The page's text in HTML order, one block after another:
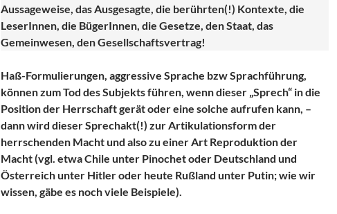
Aussageweise, das Ausgesagte, die berührten(!) Kontexte, die
LeserInnen, die BügerInnen, die Gesetze, den Staat, das
Gemeinwesen, den Gesellschaftsvertrag!
Haß-Formulierungen, aggressive Sprache bzw Sprachführung,
können zum Tod des Subjekts führen, wenn dieser „Sprech“ in die
Position der Herrschaft gerät oder eine solche aufrufen kann, –
dann wird dieser Sprechakt(!) zur Artikulationsform der
herrschenden Macht und also zu einer Art Reproduktion der
Macht (vgl. etwa Chile unter Pinochet oder Deutschland und
Österreich unter Hitler oder heute Rußland unter Putin; wie wir
wissen, gäbe es noch viele Beispiele).